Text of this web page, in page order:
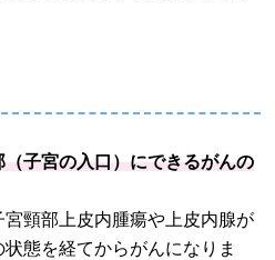
子宮の入口）にできるがんの
頸部上皮内腫瘍や上皮内腺が
態を経てからがんになりま